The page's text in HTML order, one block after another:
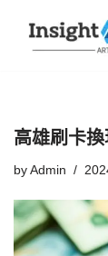
Skip
高雄刷卡
by Admin